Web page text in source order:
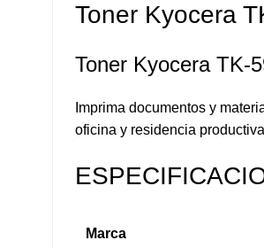
Toner Kyocera
Toner Kyocera TK-
Imprima documentos y
oficina y residencia
Marca